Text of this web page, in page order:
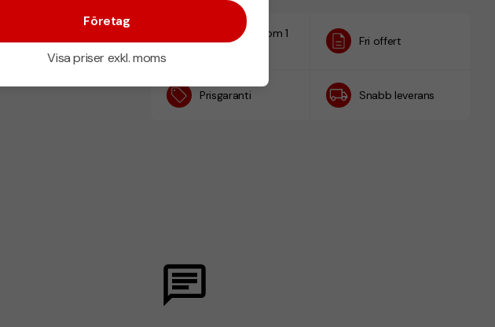
Företag
Visa priser exkl. moms
Designskiss inom 1
Fri offert
Prisgaranti Snabb leverans